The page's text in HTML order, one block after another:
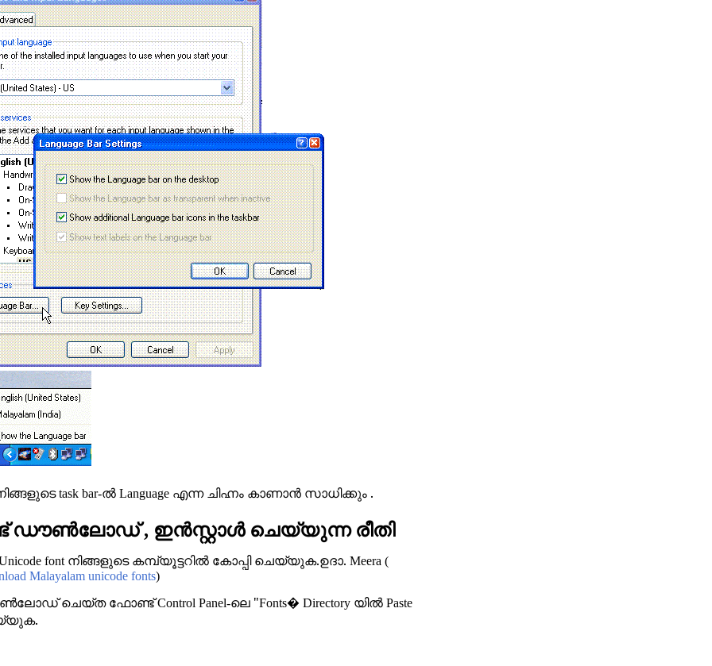
task bar-ല്‍ Language എന്ന ചിഹ്നം കാണാന്‍ സാധിക്കും .
ഡൗണ്‍ലോഡ്, ഇന്‍സ്റ്റാള്‍ ചെയ്യുന്ന രീതി
font നിങ്ങളുടെ കമ്പ്യൂട്ടറില്‍ കോപ്പി ചെയ്യുക.ഉദാ. Meera (
Malayalam unicode fonts)
ചെയ്ത ഫോണ്ട്Control Panel-ലെ "Fonts� Directory യില്‍ Paste